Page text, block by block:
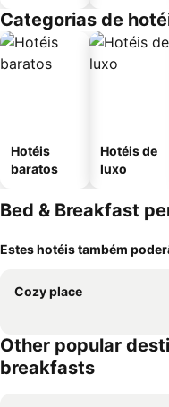
Categorias de
Hotéis
baratos
Hotéis de
luxo
Bed & Breakfast
Estes hotéis também
Cozy place
Other popular
breakfasts